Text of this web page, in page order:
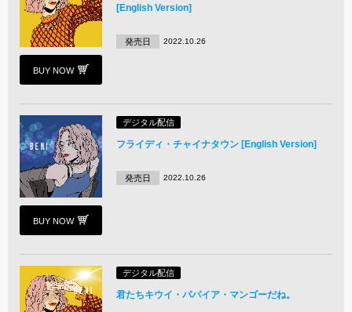
BUY NOW
[English Version]
発売日 2022.10.26
BUY NOW
デジタル配信
フライディ・チャイナタウン [English Version]
発売日 2022.10.26
デジタル配信
君たちキウイ・パパイア・マンゴーだね。